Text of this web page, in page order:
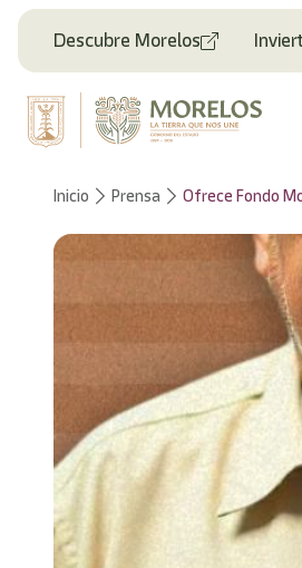
Descubre Morelos
Inicio Prensa Ofrece Fondo